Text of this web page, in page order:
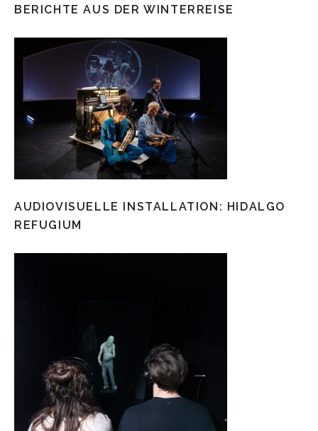
BERICHTE AUS DER WINTERREISE
AUDIOVISUELLE INSTALLATION: HIDALGO
REFUGIUM